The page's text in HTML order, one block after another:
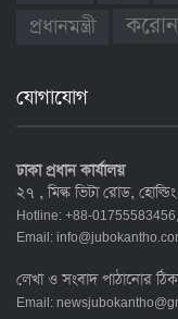
প্রধানমন্ত্রী
যোগাযোগ
ঢাকা প্রধান কার্যালয়
২৭ , মিল্ক ভিটা রোড,
Hotline: +88-
Email:
লেখা ও সংবাদ পাঠানোর
Email: